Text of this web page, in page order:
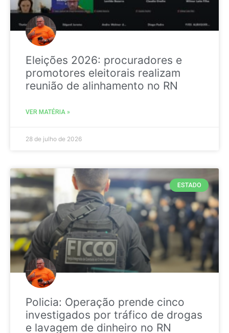
Eleições 2026: procuradores e
promotores eleitorais realizam
reunião de alinhamento no RN
VER MATÉRIA »
28 de julho de 2026
ESTADO
Policia: Operação prende cinco
investigados por tráfico de drogas
e lavagem de dinheiro no RN